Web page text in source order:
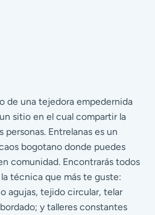
de una tejedora empedernida
sitio en el cual compartir la
Entrelanas es un
bogotano donde puedes
comunidad. Encontrarás todos
técnica que más te guste:
agujas, tejido circular, telar
y talleres constantes